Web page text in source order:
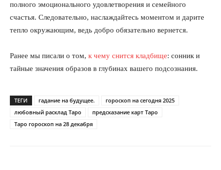
полного эмоционального удовлетворения и семейного
счастья. Следовательно, наслаждайтесь моментом и дарите
тепло окружающим, ведь добро обязательно вернется.
Ранее мы писали о том, к чему снится кладбище: сонник и
тайные значения образов в глубинах вашего подсознания.
ТЕГИ гадание на будущее.
гороскоп на сегодня 2025
любовный расклад Таро
предсказание карт Таро
Таро гороскоп на 28 декабря